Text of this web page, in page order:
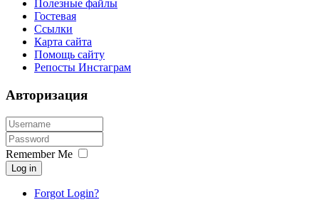
Полезные файлы
Гостевая
Ссылки
Карта сайта
Помощь сайту
Репосты Инстаграм
Авторизация
Remember Me
Log in
Forgot Login?